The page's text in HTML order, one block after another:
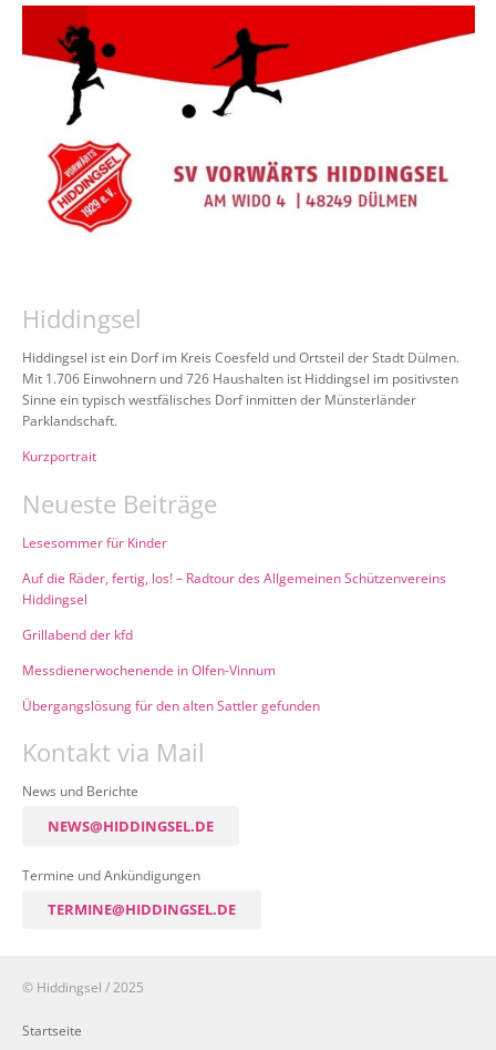
Hiddingsel
Hiddingsel ist ein Dorf im Kreis Coesfeld und Ortsteil der Stadt Dülmen.
Mit 1.706 Einwohnern und 726 Haushalten ist Hiddingsel im positivsten
Sinne ein typisch westfälisches Dorf inmitten der Münsterländer
Parklandschaft.
Kurzportrait
Neueste Beiträge
Lesesommer für Kinder
Auf die Räder, fertig, los! – Radtour des Allgemeinen Schützenvereins
Hiddingsel
Grillabend der kfd
Messdienerwochenende in Olfen-Vinnum
Übergangslösung für den alten Sattler gefunden
Kontakt via Mail
News und Berichte
NEWS@HIDDINGSEL.DE
Termine und Ankündigungen
TERMINE@HIDDINGSEL.DE
© Hiddingsel / 2025
Startseite